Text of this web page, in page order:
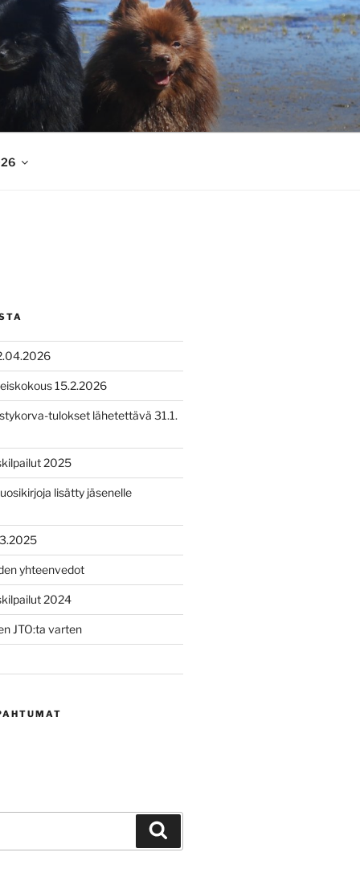
15.2.2026
tulokset lähetettävä 31.1.
2025
lisätty jäsenelle
yhteenvedot
2024
JTO:ta varten